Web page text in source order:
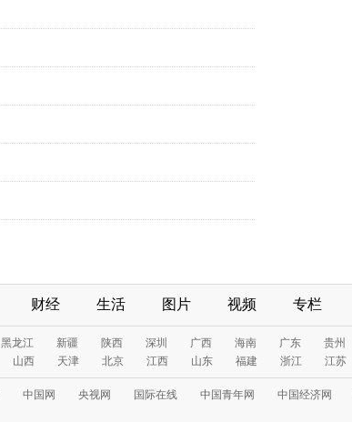
财经 生活 图片 视频 专栏
黑龙江 新疆 陕西 深圳 广西 海南 广东 贵州
山西 天津 北京 江西 山东 福建 浙江 江苏
中国网 央视网 国际在线 中国青年网 中国经济网